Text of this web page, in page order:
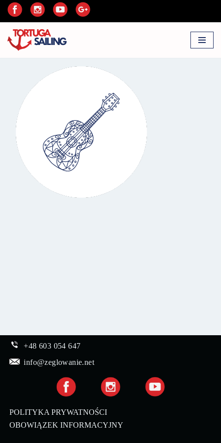
do
treści
+48 603 054 647
info@zeglowanie.net
POLITYKA PRYWATNOŚCI
OBOWIĄZEK INFORMACYJNY